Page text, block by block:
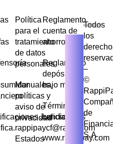
Judiciales
Política
para el
tratamiento
de datos
personales
Manuales,
políticas y
aviso de
privacidad
Estados
Reglamento
cuenta de
ahorros
Reglamento
depósito de
bajo monto
Términos y
condiciones
www.rappipay.com
Todos
los
–
©
de
S.A